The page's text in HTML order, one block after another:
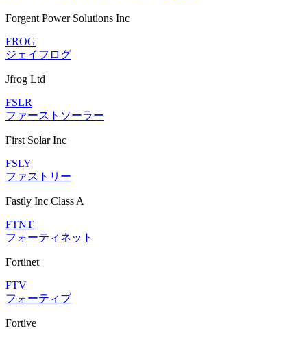
Forgent Power Solutions Inc
FROG
ジェイフログ
Jfrog Ltd
FSLR
ファーストソーラー
First Solar Inc
FSLY
ファストリー
Fastly Inc Class A
FTNT
フォーティネット
Fortinet
FTV
フォーティブ
Fortive